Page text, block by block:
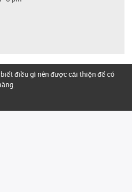
điều gì nên được cải thiện để có